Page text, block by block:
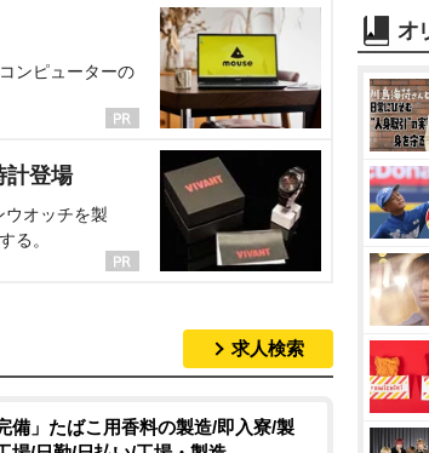
ンピューターの
計登場
ウオッチを製
る。
求人検索
備」たばこ用香料の製造/即入寮/製